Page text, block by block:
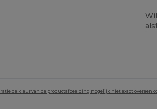
de kleur van de productafbeelding mogelijk niet exact